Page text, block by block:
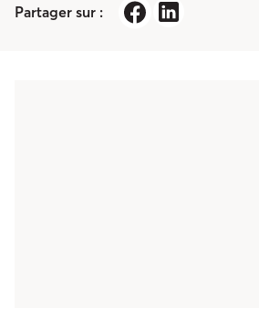
Partager sur :